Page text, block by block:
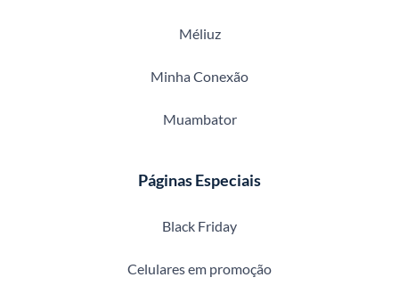
Méliuz
Minha Conexão
Muambator
Páginas Especiais
Black Friday
Celulares em promoção